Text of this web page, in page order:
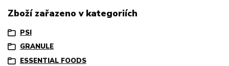
Zboží zařazeno v kategoriích
PSI
GRANULE
ESSENTIAL FOODS